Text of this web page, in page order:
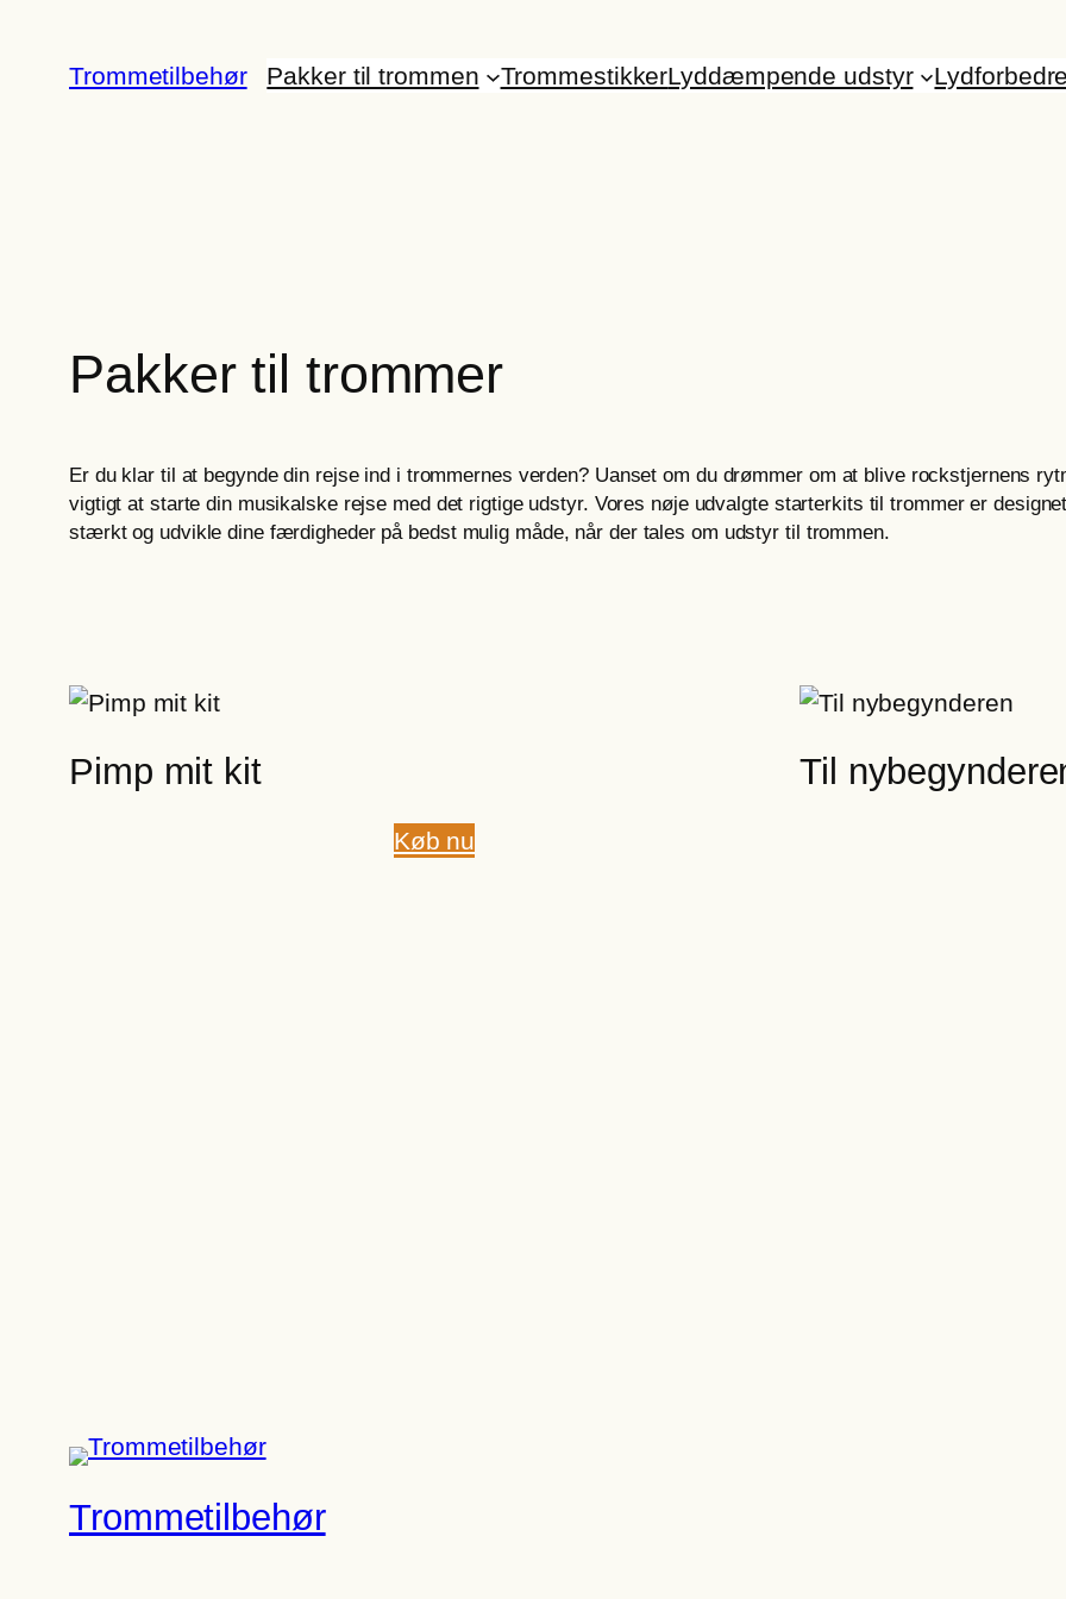
indhold
Trommetilbehør Pakker til trommen TrommestikkerLyddæmpende udstyr
Pakker til trommer
Er du klar til at begynde din rejse ind i trommernes verden? Uanset om du drømmer om at blive rockstjernens
vigtigt at starte din musikalske rejse med det rigtige udstyr. Vores nøje udvalgte starterkits til trommer er
stærkt og udvikle dine færdigheder på bedst mulig måde, når der tales om udstyr til trommen.
Pimp mit kit
Køb nu
Til
Trommetilbehør